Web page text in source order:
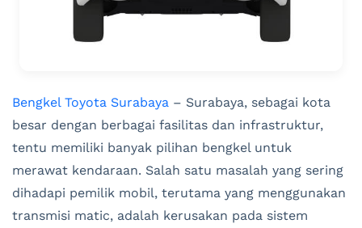
Bengkel Toyota Surabaya – Surabaya, sebagai kota
besar dengan berbagai fasilitas dan infrastruktur,
tentu memiliki banyak pilihan bengkel untuk
merawat kendaraan. Salah satu masalah yang sering
dihadapi pemilik mobil, terutama yang menggunakan
transmisi matic, adalah kerusakan pada sistem